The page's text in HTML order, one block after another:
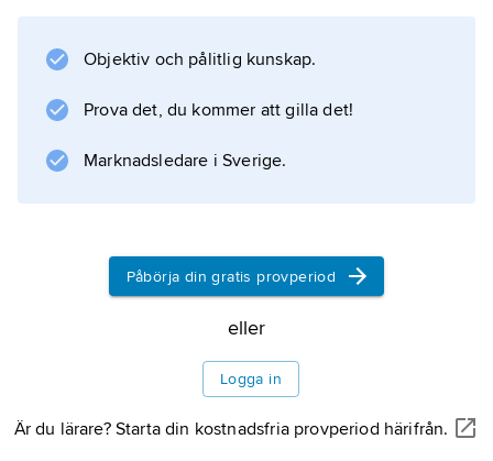
Kapillärprov används framför allt på barn och
eller av patienten själv (t.ex. för bestämning av
”blodsocker”).
Arterialiserat kapillärblod
Information om artikeln
Objektiv och pålitlig kunskap.
Prova det, du kommer att gilla det!
Marknadsledare i Sverige.
Påbörja din gratis provperiod
eller
Logga in
Är du lärare? Starta din kostnadsfria provperiod härifrån.